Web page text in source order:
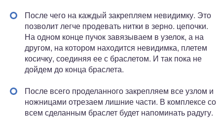
После чего на каждый закрепляем невидимку. Это
позволит легче продевать нитки в зерно. цепочки.
На одном конце пучок завязываем в узелок, а на
другом, на котором находится невидимка, плетем
косичку, соединяя ее с браслетом. И так пока не
дойдем до конца браслета.
После всего проделанного закрепляем все узлом и
ножницами отрезаем лишние части. В комплексе со
всем сделанным браслет будет напоминать радугу.